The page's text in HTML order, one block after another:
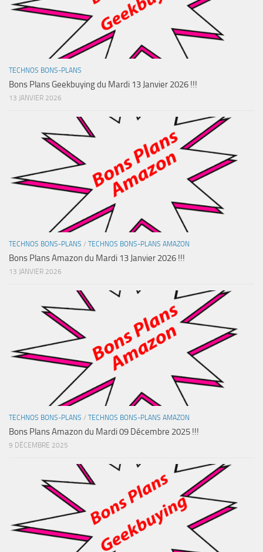
TECHNOS BONS-PLANS
Bons Plans Geekbuying du Mardi 13 Janvier 2026 !!!
13 JANVIER 2026
TECHNOS BONS-PLANS / TECHNOS BONS-PLANS AMAZON
Bons Plans Amazon du Mardi 13 Janvier 2026 !!!
13 JANVIER 2026
TECHNOS BONS-PLANS / TECHNOS BONS-PLANS AMAZON
Bons Plans Amazon du Mardi 09 Décembre 2025 !!!
9 DÉCEMBRE 2025